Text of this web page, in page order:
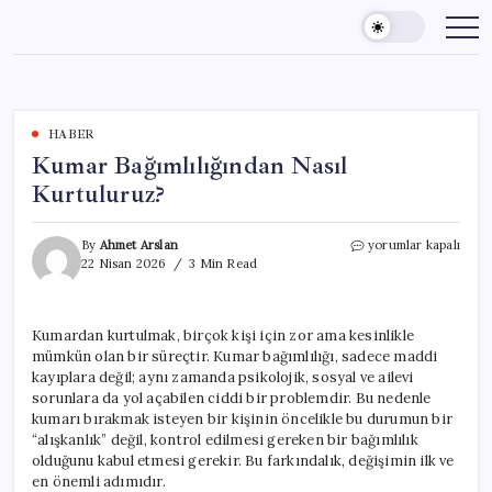
content
HABER
Kumar Bağımlılığından Nasıl
Kurtuluruz?
By Ahmet Arslan
22 Nisan 2026
3 Min Read
Kumar
yorumlar kapalı
Kumardan kurtulmak, birçok kişi için zor ama kesinlikle
mümkün olan bir süreçtir. Kumar bağımlılığı, sadece maddi
kayıplara değil; aynı zamanda psikolojik, sosyal ve ailevi
sorunlara da yol açabilen ciddi bir problemdir. Bu nedenle
kumarı bırakmak isteyen bir kişinin öncelikle bu durumun bir
“alışkanlık” değil, kontrol edilmesi gereken bir bağımlılık
olduğunu kabul etmesi gerekir. Bu farkındalık, değişimin ilk ve
en önemli adımıdır.